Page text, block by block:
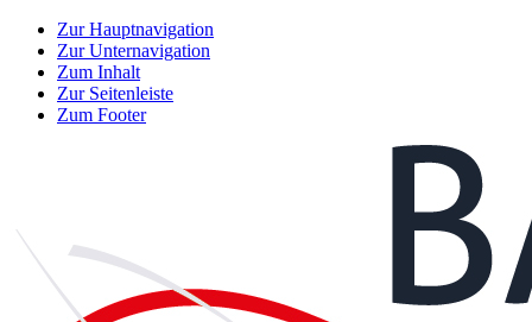
Zur Hauptnavigation
Zur Unternavigation
Zum Inhalt
Zur Seitenleiste
Zum Footer